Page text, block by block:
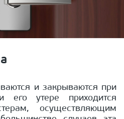
и закрываются при
утере приходится
осуществляющим